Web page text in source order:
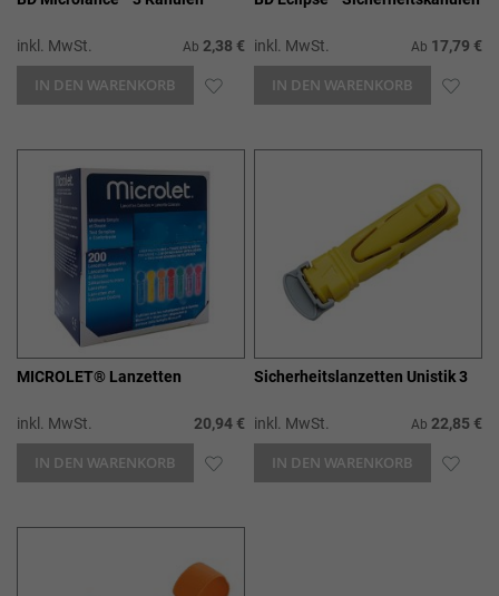
inkl. MwSt. Ab 2,38 €
IN DEN WARENKORB ZUR
inkl. MwSt. Ab 17,79 €
IN DEN WARENKORB ZUR
MICROLET® Lanzetten
inkl. MwSt. 20,94 €
IN DEN WARENKORB ZUR
Sicherheitslanzetten Unistik 3
inkl. MwSt. Ab 22,85 €
IN DEN WARENKORB ZUR